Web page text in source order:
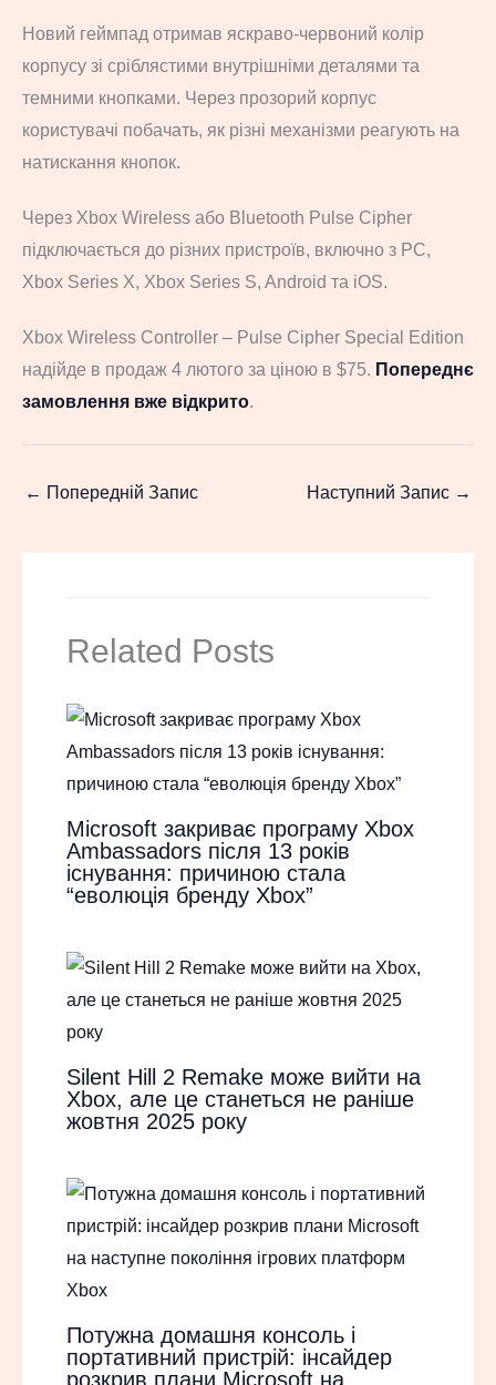
Новий геймпад отримав яскраво-червоний колір
корпусу зі сріблястими внутрішніми деталями та
темними кнопками. Через прозорий корпус
користувачі побачать, як різні механізми реагують на
натискання кнопок.
Через Xbox Wireless або Bluetooth Pulse Cipher
підключається до різних пристроїв, включно з PC,
Xbox Series X, Xbox Series S, Android та iOS.
Xbox Wireless Controller – Pulse Cipher Special Edition
надійде в продаж 4 лютого за ціною в $75. Попереднє
замовлення вже відкрито.
← Попередній Запис Наступний Запис →
Related Posts
Microsoft закриває програму Xbox
Ambassadors після 13 років
існування: причиною стала
“еволюція бренду Xbox”
Silent Hill 2 Remake може вийти на
Xbox, але це станеться не раніше
жовтня 2025 року
Потужна домашня консоль і
портативний пристрій: інсайдер
розкрив плани Microsoft на